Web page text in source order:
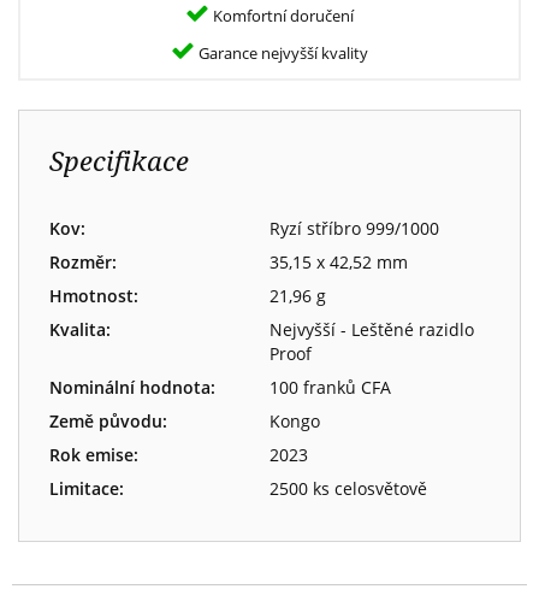
Komfortní doručení
Garance nejvyšší kvality
Specifikace
Kov:
Ryzí stříbro 999/1000
Rozměr:
35,15 x 42,52 mm
Hmotnost:
21,96 g
Kvalita:
Nejvyšší - Leštěné razidlo
Proof
Nominální hodnota:
100 franků CFA
Země původu:
Kongo
Rok emise:
2023
Limitace:
2500 ks celosvětově